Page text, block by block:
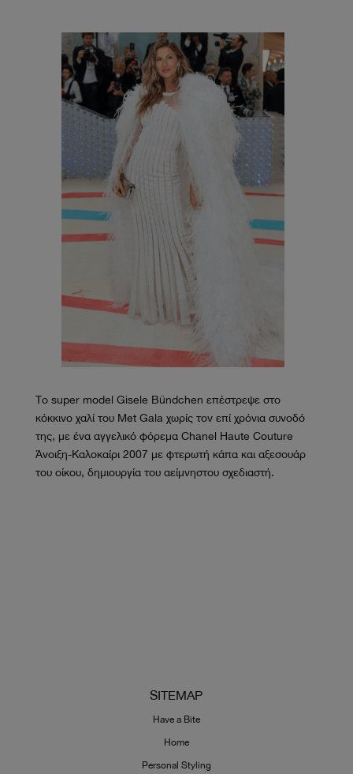
Το super model Gisele Bündchen επέστρεψε στο
κόκκινο χαλί του Met Gala χωρίς τον επί χρόνια συνοδό
της, με ένα αγγελικό φόρεμα Chanel Haute Couture
Άνοιξη-Καλοκαίρι 2007 με φτερωτή κάπα και αξεσουάρ
του οίκου, δημιουργία του αείμνηστου σχεδιαστή.
SITEMAP
Have a Bite
Home
Personal Styling